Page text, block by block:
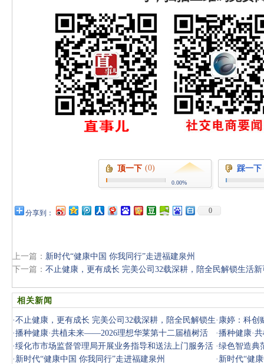
顶一下 (0)
0.00%
踩一下
分享到： 0
上一篇： 新时代“健康中国 你我同行”走进福建泉州
下一篇： 不止健康，更有成长 完美公司32载深耕，陪全民解锁生活新
相关新闻
·不止健康，更有成长 完美公司32载深耕，陪全民解锁生
活新可能
· 康婷：科创
·播种健康·共植未来——2026理想华莱第十二届植树活
动圆满举行
·播种健康·
动圆满举行
·绥化市市场监督管理局开展业务指导和送法上门服务活
动
·绿色智造典
· 新时代“健康中国 你我同行”走进福建泉州 · 新时代“健